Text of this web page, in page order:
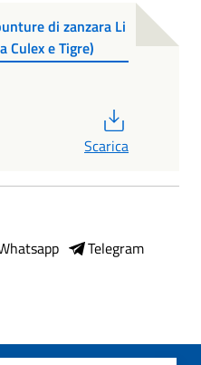
di zanzara Li
Culex e Tigre)
Scarica
Telegram